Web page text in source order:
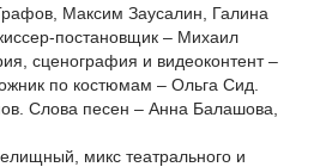
Максим Заусалин, Галина
постановщик – Михаил
сценография и видеоконтент –
по костюмам – Ольга Сид.
Слова песен – Анна Балашова,
микс театрального и